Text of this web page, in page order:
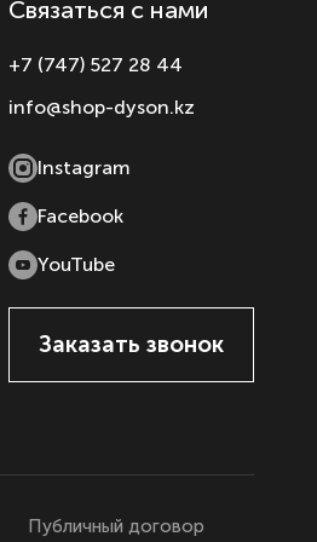
Связаться с нами
+7 (747) 527 28 44
info@shop-dyson.kz
Instagram
Facebook
YouTube
Заказать звонок
Публичный договор